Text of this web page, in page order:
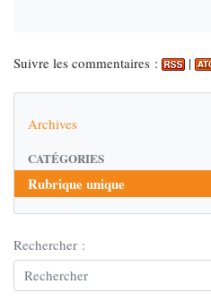
Suivre les commentaires : |
Archives
CATÉGORIES
Rubrique unique
Rechercher :